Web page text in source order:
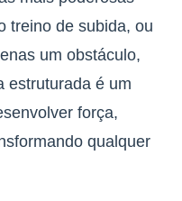
treino de subida, ou
um obstáculo,
estruturada é um
força,
qualquer